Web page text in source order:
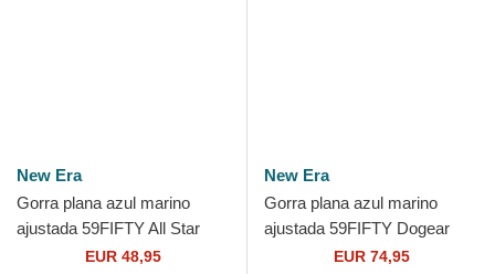
New Era
Gorra plana azul marino
ajustada 59FIFTY All Star
Game de New York Yankees
EUR 48,95
New Era
Gorra plana azul marino
ajustada 59FIFTY Dogear
World Series de New York
EUR 74,95